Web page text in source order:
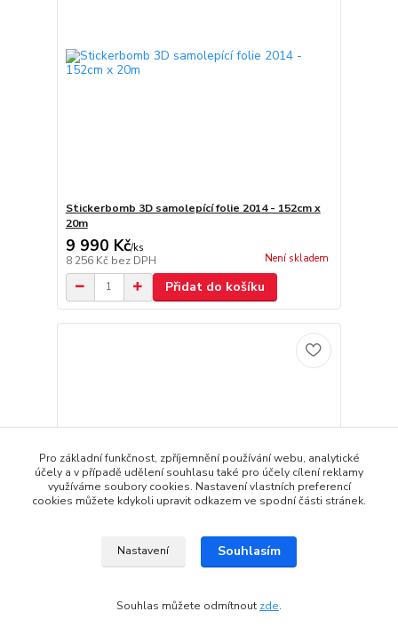
Stickerbomb 3D samolepící folie 2014 - 152cm x
20m
9 990 Kč/ks
8 256 Kč bez DPH Není skladem
Přidat do košíku
Stickerbomb 3D samolepící folie 2014 - 152cm x
Pro základní funkčnost, zpříjemnění používání webu, analytické
účely a v případě udělení souhlasu také pro účely cílení reklamy
využíváme soubory cookies. Nastavení vlastních preferencí
cookies můžete kdykoli upravit odkazem ve spodní části stránek.
Nastavení Souhlasím
Souhlas můžete odmítnout zde.